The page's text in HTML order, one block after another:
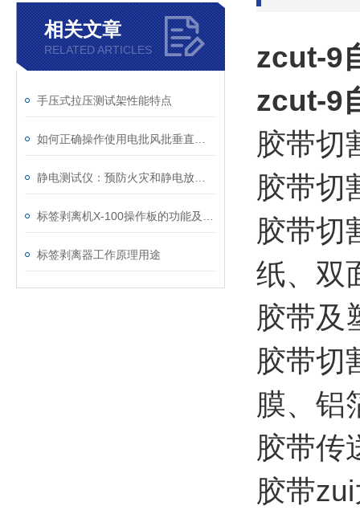
相关文章
RELATED ARTICLES
手压式拉压测试架性能特点
标签剥离器工作原理用途
zcut-9
zcut-9
胶带切
胶带切
胶带切
纸、双
胶带及
胶带切
膜、铝
胶带传
胶带